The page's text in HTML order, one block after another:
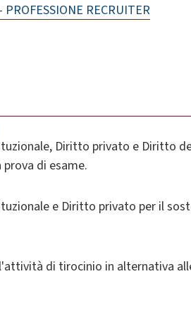
PROFESSIONE RECRUITER
Diritto privato e Diritto
di esame.
e Diritto privato per il
di tirocinio in alternativa